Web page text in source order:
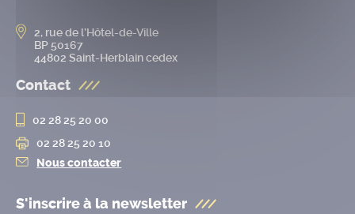
2, rue de l’Hôtel-de-Ville
BP 50167
44802 Saint-Herblain cedex
Contact
02 28 25 20 00
02 28 25 20 10
Nous contacter
S'inscrire à la newsletter